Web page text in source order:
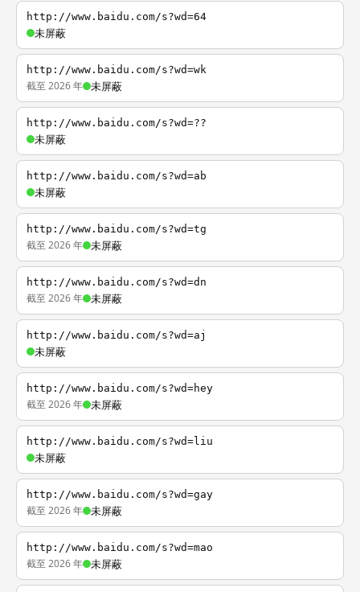
http://www.baidu.com/s?wd=64
未屏蔽
http://www.baidu.com/s?wd=wk
截至 2026 年 未屏蔽
http://www.baidu.com/s?wd=??
未屏蔽
http://www.baidu.com/s?wd=ab
未屏蔽
http://www.baidu.com/s?wd=tg
截至 2026 年 未屏蔽
http://www.baidu.com/s?wd=dn
截至 2026 年 未屏蔽
http://www.baidu.com/s?wd=aj
未屏蔽
http://www.baidu.com/s?wd=hey
截至 2026 年 未屏蔽
http://www.baidu.com/s?wd=liu
未屏蔽
http://www.baidu.com/s?wd=gay
截至 2026 年 未屏蔽
http://www.baidu.com/s?wd=mao
截至 2026 年 未屏蔽